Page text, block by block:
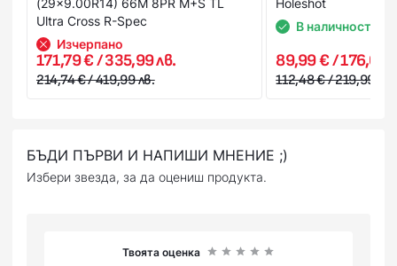
Ultra Cross R-Spec
Изчерпано
171,79 € / 335,99 лв.
214,74 € / 419,99 лв.
В наличност
89,99 € / 176,01
112,48 € / 219,99 лв.
БЪДИ ПЪРВИ И НАПИШИ МНЕНИЕ ;)
Избери звезда, за да оцениш продукта.
Твоята оценка